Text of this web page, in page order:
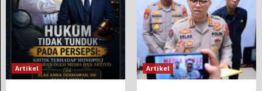
Artikel Artikel